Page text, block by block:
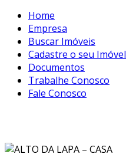
Home
Empresa
Buscar Imóveis
Cadastre o seu Imóvel
Documentos
Trabalhe Conosco
Fale Conosco